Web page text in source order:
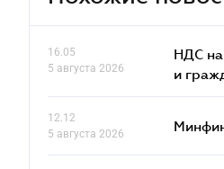
16.05
5 августа 2026
НДС на
и
12.12
5 августа 2026